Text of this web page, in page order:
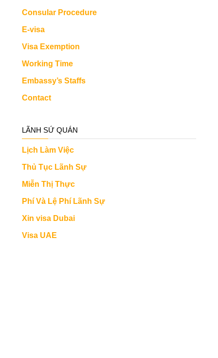
Consular Procedure
E-visa
Visa Exemption
Working Time
Embassy’s Staffs
Contact
LÃNH SỨ QUÁN
Lịch Làm Việc
Thủ Tục Lãnh Sự
Miễn Thị Thực
Phí Và Lệ Phí Lãnh Sự
Xin visa Dubai
Visa UAE